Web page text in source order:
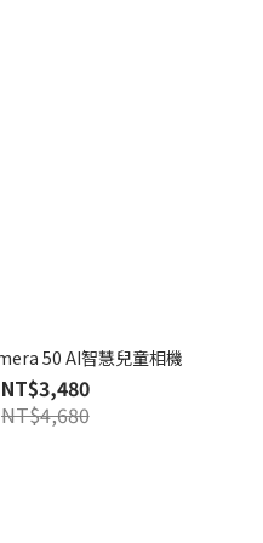
50 AI智慧兒童相機
NT$3,480
NT$4,680